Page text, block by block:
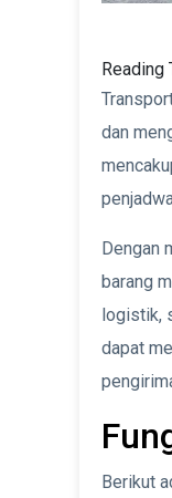
Reading
dan
Dengan
barang
logistik,
dapat
Berikut